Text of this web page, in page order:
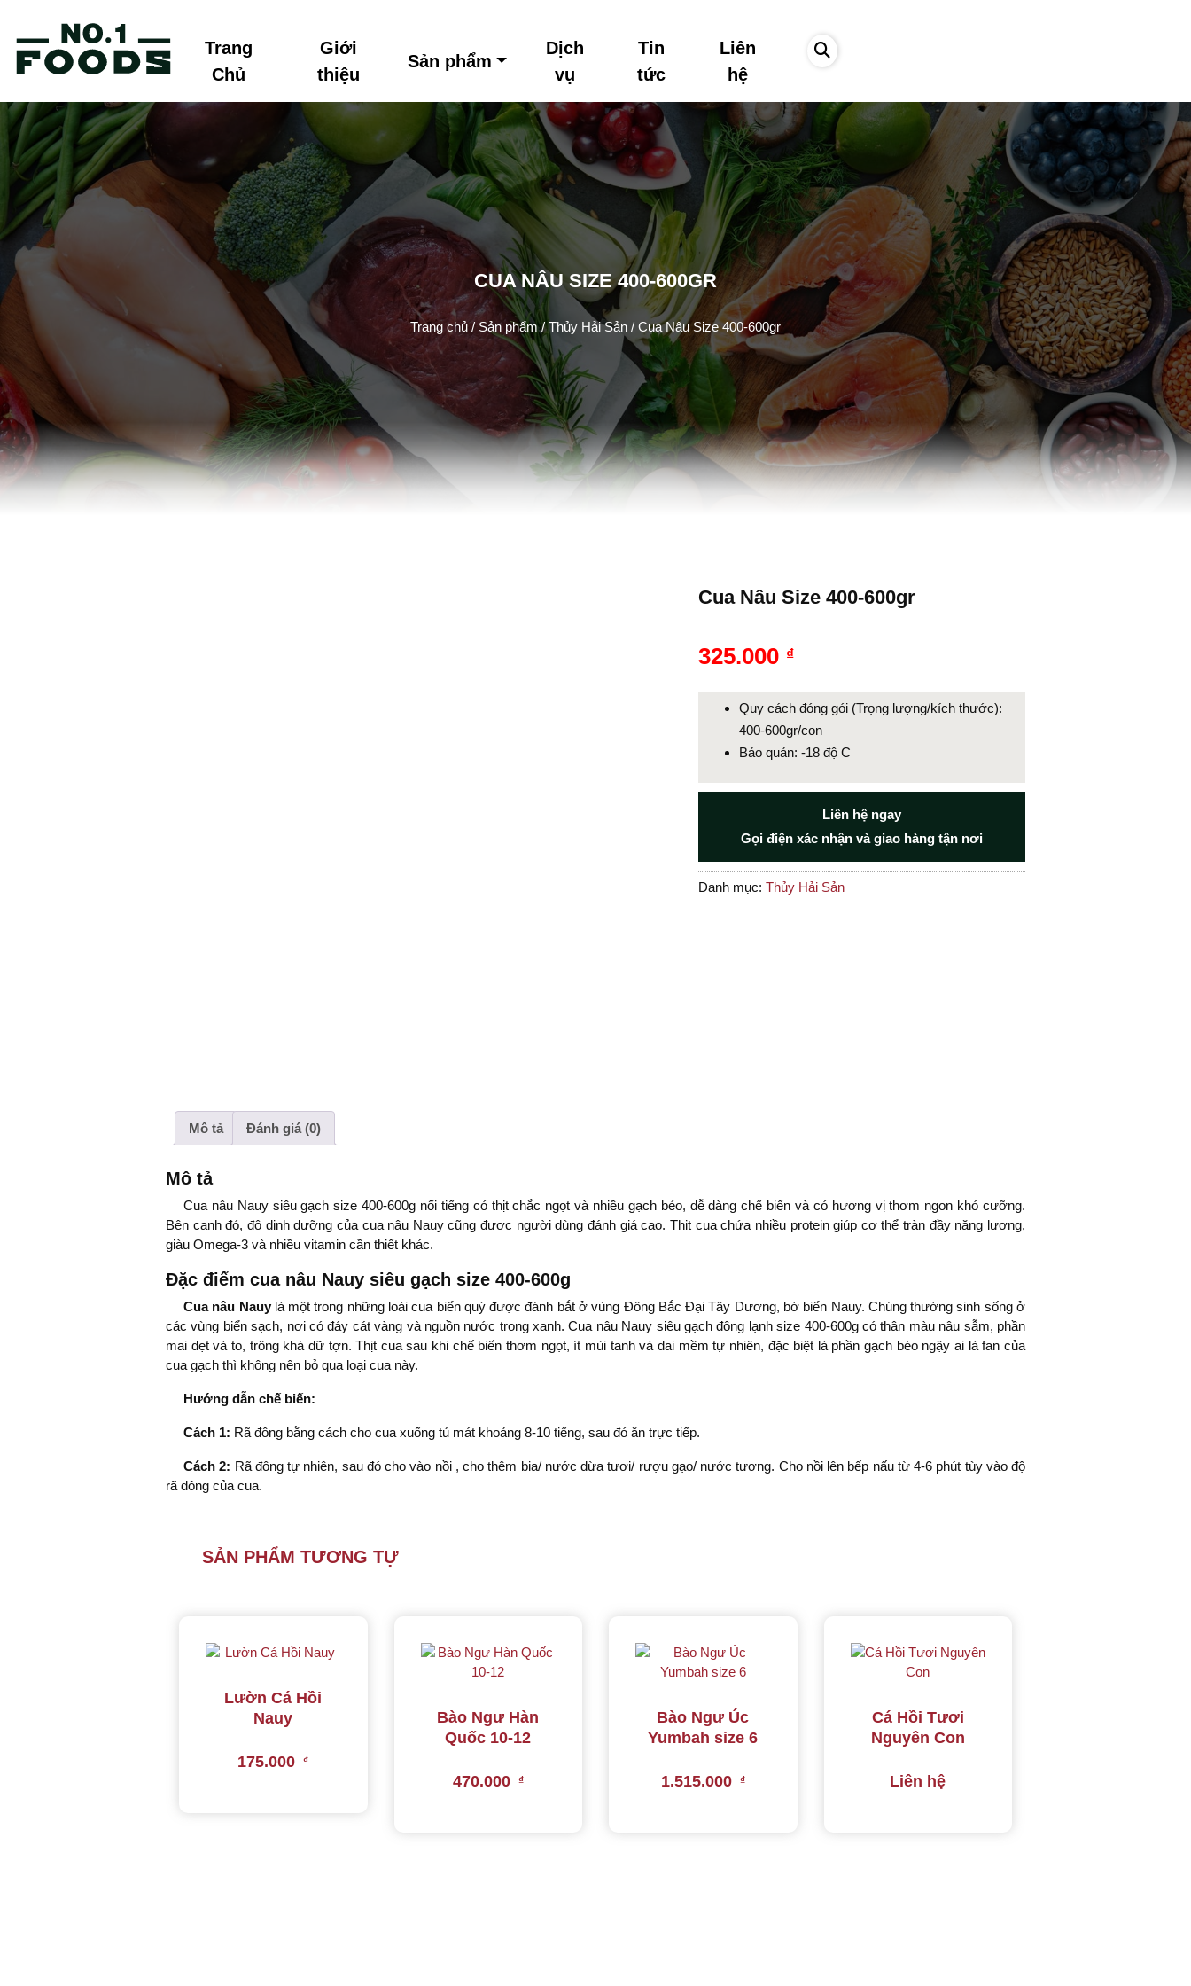
Trang
Chủ
Giới
thiệu
Sản phẩm
Dịch
vụ
Tin
tức
Liên
hệ
CUA NÂU SIZE 400-600GR
Trang chủ/ Sản phẩm/Thủy Hải Sản / Cua Nâu Size 400-600gr
Cua Nâu Size 400-600gr
325.000 ₫
Quy cách đóng gói (Trọng lượng/kích thước):
400-600gr/con
Bảo quản: -18 độ C
Danh mục:Thủy Hải Sản
Liên hệ ngay
Gọi điện xác nhận và giao hàng tận nơi
Mô tả Đánh giá (0)
Mô tả
Cua nâu Nauy siêu gạch size 400-600g nổi tiếng có thịt chắc ngọt và nhiều gạch béo, dễ dàng chế biến và có hương vị thơm ngon khó cưỡng.
Bên cạnh đó, độ dinh dưỡng của cua nâu Nauy cũng được người dùng đánh giá cao. Thịt cua chứa nhiều protein giúp cơ thể tràn đầy năng lượng,
giàu Omega-3 và nhiều vitamin cần thiết khác.
Đặc điểm cua nâu Nauy siêu gạch size 400-600g
Cua nâu Nauy là một trong những loài cua biển quý được đánh bắt ở vùng Đông Bắc Đại Tây Dương, bờ biển Nauy. Chúng thường sinh sống ở
các vùng biển sạch, nơi có đáy cát vàng và nguồn nước trong xanh. Cua nâu Nauy siêu gạch đông lạnh size 400-600g có thân màu nâu sẫm, phần
mai dẹt và to, trông khá dữ tợn. Thịt cua sau khi chế biến thơm ngọt, ít mùi tanh và dai mềm tự nhiên, đặc biệt là phần gạch béo ngậy ai là fan của
cua gạch thì không nên bỏ qua loại cua này.
Hướng dẫn chế biến:
Cách 1: Rã đông bằng cách cho cua xuống tủ mát khoảng 8-10 tiếng, sau đó ăn trực tiếp.
Cách 2: Rã đông tự nhiên, sau đó cho vào nồi , cho thêm bia/ nước dừa tươi/ rượu gạo/ nước tương. Cho nồi lên bếp nấu từ 4-6 phút tùy vào độ
rã đông của cua.
SẢN PHẨM TƯƠNG TỰ
Lườn Cá Hồi
Nauy
175.000 ₫
Bào Ngư Hàn
Quốc 10-12
470.000 ₫
Bào Ngư Úc
Yumbah size 6
1.515.000 ₫
Cá Hồi Tươi
Nguyên Con
Liên hệ